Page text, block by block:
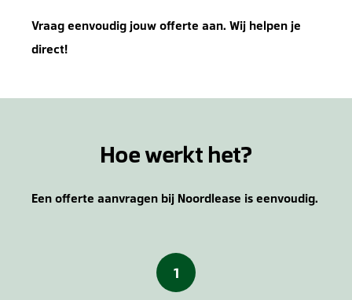
Vraag eenvoudig jouw offerte aan. Wij helpen je
direct!
Hoe werkt het?
Een offerte aanvragen bij Noordlease is eenvoudig.
1